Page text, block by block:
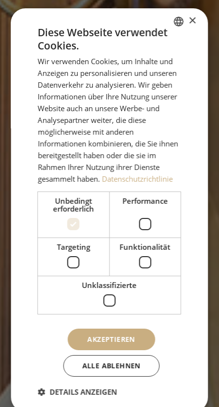
Fürstliche Zimmer &
Suiten
ENGLISH
×
Diese Webseite verwendet
Cookies.
Wir verwenden Cookies, um Inhalte und
Anzeigen zu personalisieren und unseren
Datenverkehr zu analysieren. Wir geben
Informationen über Ihre Nutzung unserer
Website auch an unsere Werbe- und
Analysepartner weiter, die diese
möglicherweise mit anderen
Informationen kombinieren, die Sie ihnen
bereitgestellt haben oder die sie im
Rahmen Ihrer Nutzung ihrer Dienste
gesammelt haben. Datenschutzrichtlinie
Unbedingt
erforderlich
Performance
Targeting Funktionalität
Unklassifizierte
AKZEPTIEREN
ALLE ABLEHNEN
DETAILS ANZEIGEN